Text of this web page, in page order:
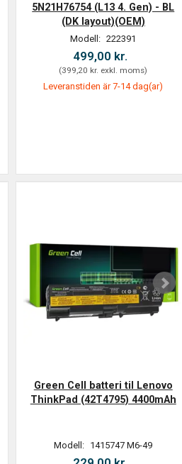
5N21H76754 (L13 4. Gen) - BL
(DK layout)(OEM)
Modell: 222391
499,00 kr.
(399,20 kr. exkl. moms)
Leveranstiden är 7-14 dag(ar)
Green Cell batteri til Lenovo
ThinkPad (42T4795) 4400mAh
Modell: 1415747 M6-49